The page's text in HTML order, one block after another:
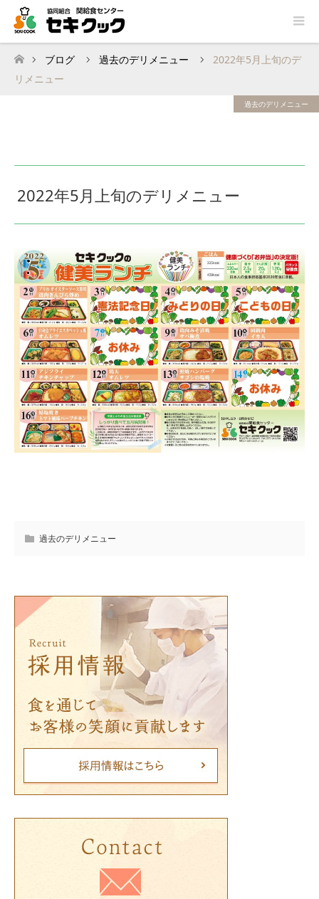
ホーム
ブログ 過去のデリメニュー
2022年5月上旬のデ
リメニュー
過去のデリメニュー
2022年5月上旬のデリメニュー
過去のデリメニュー